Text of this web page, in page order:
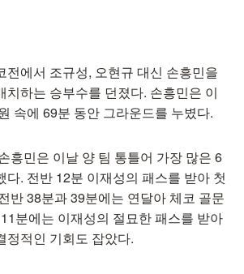
전에서 조규성, 오현규 대신 손흥민을
치하는 승부수를 던졌다. 손흥민은 이
속에 69분 동안 그라운드를 누볐다.
흥민은 이날 양 팀 통틀어 가장 많은 6
다. 전반 12분 이재성의 패스를 받아 첫
반 38분과 39분에는 연달아 체코 골문
분에는 이재성의 절묘한 패스를 받아
정적인 기회도 잡았다.